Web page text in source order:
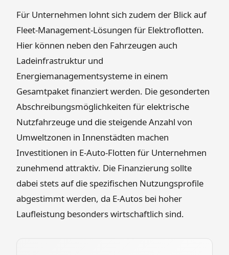
Für Unternehmen lohnt sich zudem der Blick auf
Fleet-Management-Lösungen für Elektroflotten.
Hier können neben den Fahrzeugen auch
Ladeinfrastruktur und
Energiemanagementsysteme in einem
Gesamtpaket finanziert werden. Die gesonderten
Abschreibungsmöglichkeiten für elektrische
Nutzfahrzeuge und die steigende Anzahl von
Umweltzonen in Innenstädten machen
Investitionen in E-Auto-Flotten für Unternehmen
zunehmend attraktiv. Die Finanzierung sollte
dabei stets auf die spezifischen Nutzungsprofile
abgestimmt werden, da E-Autos bei hoher
Laufleistung besonders wirtschaftlich sind.